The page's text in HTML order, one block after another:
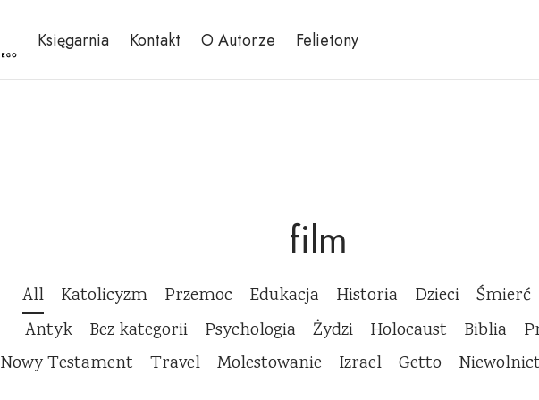
Księgarnia Kontakt O Autorze Felietony
film
All Katolicyzm Przemoc Edukacja Historia Dzieci Śmierć
Antyk
Bez kategorii Psychologia Żydzi Holocaust Biblia
Nowy Testament
Travel Molestowanie Izrael Getto